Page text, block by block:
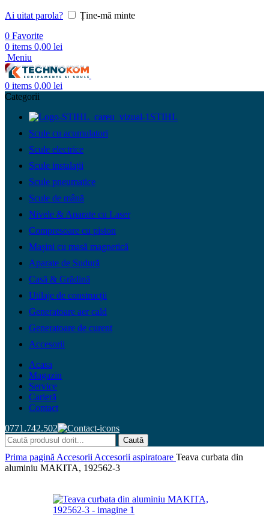
Ai uitat parola?
Ține-mă minte
0 Favorite
0 items 0,00 lei
Meniu
0 items 0,00 lei
Categorii
STIHL
Scule cu acumulatori
Scule electrice
Scule instalații
Scule pneumatice
Scule de mână
Nivele & Aparate cu Laser
Compresoare cu piston
Mașini cu masă magnetică
Aparate de Sudură
Casă & Grădină
Utilaje de construcții
Generatoare aer cald
Generatoare de curent
Accesorii
Acasa
Magazin
Service
Carieră
Contact
0771.742.502
Caută
Prima pagină Accesorii Accesorii aspiratoare Teava curbata din
aluminiu MAKITA, 192562-3